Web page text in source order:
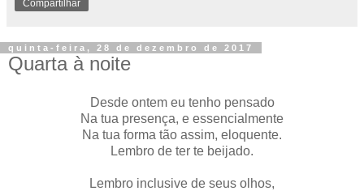
Compartilhar
quinta-feira, 28 de dezembro de 2017
Quarta à noite
Desde ontem eu tenho pensado
Na tua presença, e essencialmente
Na tua forma tão assim, eloquente.
Lembro de ter te beijado.
Lembro inclusive de seus olhos,